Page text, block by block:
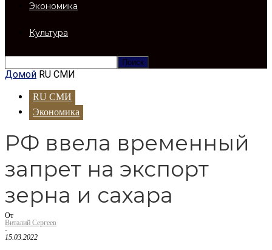
Экономика
Культура
Домой RU СМИ
RU СМИ
Экономика
РФ ввела временный
запрет на экспорт
зерна и сахара
От
Виталий Сергеев
-
15.03.2022